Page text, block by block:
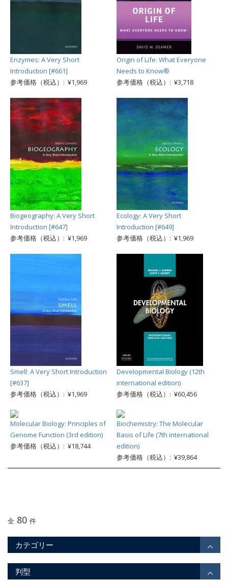
Enzymes: A Very Short
Introduction [#661]
参考価格（税込）: ¥1,969
Origin of Life: What Everyone
Needs to Know®
参考価格（税込）: ¥3,718
Biogeography: A Very Short
Introduction [#647]
参考価格（税込）: ¥1,969
Ecology: A Very Short
Introduction [#649]
参考価格（税込）: ¥1,969
Smell: A Very Short Introduction
[#637]
参考価格（税込）: ¥1,969
Developmental Biology (12th
international edition)
参考価格（税込）: ¥60,456
Molecular Biology: Principles of
Genome Function (3rd edition)
参考価格（税込）: ¥18,744
Biochemistry: The Molecular
Basis of Life (7th international
edition)
参考価格（税込）: ¥39,864
全 80 件
カテゴリー
判型